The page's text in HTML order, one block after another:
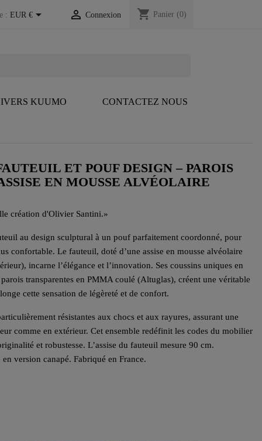
: EUR €  Connexion shopping_cart Panier (0)
KUUMO CONTACTEZ NOUS
ET POUF DESIGN – PAROIS
EN MOUSSE ALVÉOLAIRE
création d'Olivier Santini.»
au design sculptural à un pouf parfaitement coordonné, pour
confortable. Le fauteuil, doté d’une assise en mousse alvéolaire
incarne l’élégance et l’innovation. Ses coussins uniques en
transparentes en PMMA coulé (Altuglas), créent une véritable
cette sensation de légèreté et de confort.
résistantes aux chocs et aux rayures, assurant une
comme en extérieur. Cet ensemble redéfinit les codes du mobilier
et robustesse. L’assise du fauteuil mesure 90 cm.
version canapé. Fabriqué en France.